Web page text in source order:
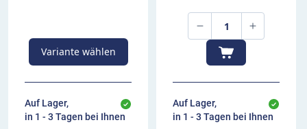
Variante wählen
Auf Lager,
in 1 - 3 Tagen bei Ihnen
Auf Lager,
in 1 - 3 Tagen bei Ihnen